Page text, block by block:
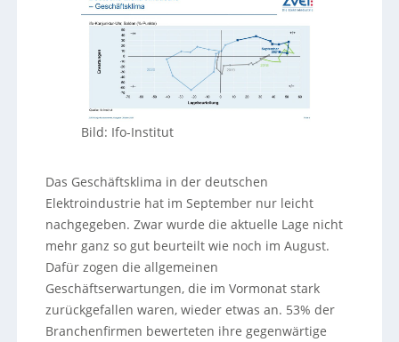
Bild: Ifo-Institut
Das Geschäftsklima in der deutschen
Elektroindustrie hat im September nur leicht
nachgegeben. Zwar wurde die aktuelle Lage nicht
mehr ganz so gut beurteilt wie noch im August.
Dafür zogen die allgemeinen
Geschäftserwartungen, die im Vormonat stark
zurückgefallen waren, wieder etwas an. 53% der
Branchenfirmen bewerteten ihre gegenwärtige